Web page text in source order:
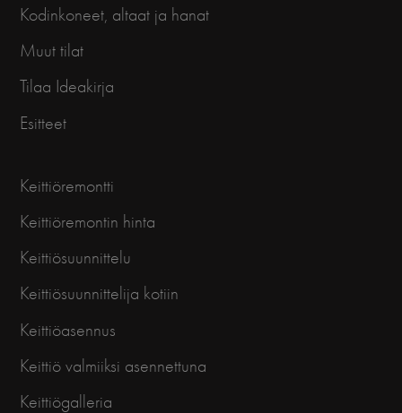
Kodinkoneet, altaat ja hanat
Muut tilat
Tilaa Ideakirja
Esitteet
Keittiöremontti
Keittiöremontin hinta
Keittiösuunnittelu
Keittiösuunnittelija kotiin
Keittiöasennus
Keittiö valmiiksi asennettuna
Keittiögalleria